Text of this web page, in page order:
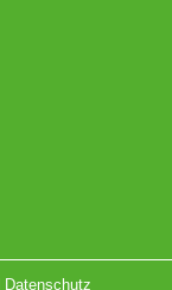
Datenschutz